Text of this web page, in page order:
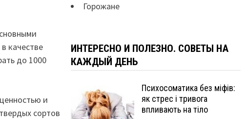
качестве
до 1000
и
сортов
Горожане
ИНТЕРЕСНО И ПОЛЕЗНО. СОВЕТЫ НА
КАЖДЫЙ ДЕНЬ
Психосоматика без міфів:
як стрес і тривога
впливають на тіло